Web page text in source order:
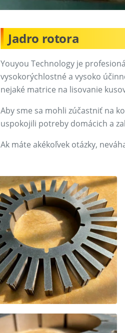
Jadro rotora
Youyou Technology je
vysokorýchlostné a vysoko
nejaké matrice na lisovanie
Aby sme sa mohli zúčastniť na
uspokojili potreby domácich a
Ak máte akékoľvek otázky,